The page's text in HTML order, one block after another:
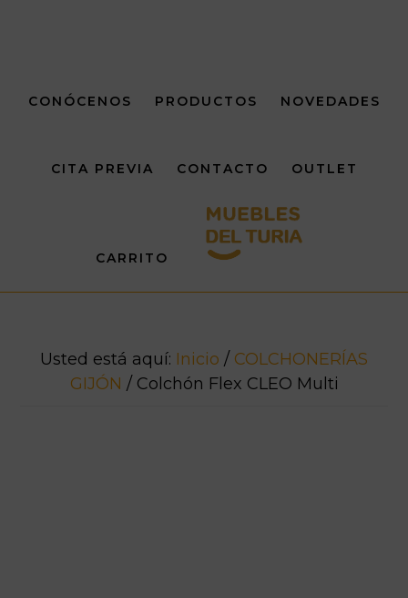
página
CONÓCENOS PRODUCTOS NOVEDADES
CITA PREVIA CONTACTO OUTLET
CARRITO
Usted está aquí: Inicio / COLCHONERÍAS
GIJÓN /Colchón Flex CLEO Multi